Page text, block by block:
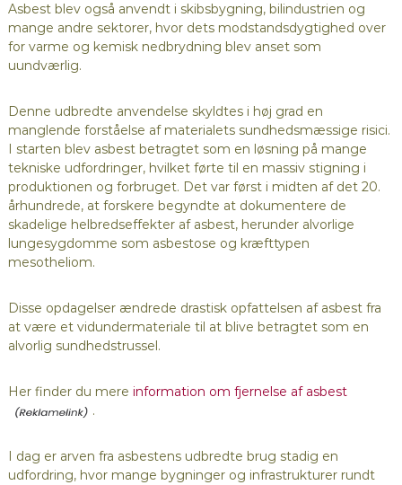
Asbest blev også anvendt i skibsbygning, bilindustrien og
mange andre sektorer, hvor dets modstandsdygtighed over
for varme og kemisk nedbrydning blev anset som
uundværlig.
Denne udbredte anvendelse skyldtes i høj grad en
manglende forståelse af materialets sundhedsmæssige risici.
I starten blev asbest betragtet som en løsning på mange
tekniske udfordringer, hvilket førte til en massiv stigning i
produktionen og forbruget. Det var først i midten af det 20.
århundrede, at forskere begyndte at dokumentere de
skadelige helbredseffekter af asbest, herunder alvorlige
lungesygdomme som asbestose og kræfttypen
mesotheliom.
Disse opdagelser ændrede drastisk opfattelsen af asbest fra
at være et vidundermateriale til at blive betragtet som en
alvorlig sundhedstrussel.
Her finder du mere information om fjernelse af asbest
.
I dag er arven fra asbestens udbredte brug stadig en
udfordring, hvor mange bygninger og infrastrukturer rundt